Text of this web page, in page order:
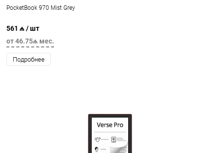
PocketBook 970 Mist Grey
561 ₼ / шт
от 46.75₼ мес.
Подробнее